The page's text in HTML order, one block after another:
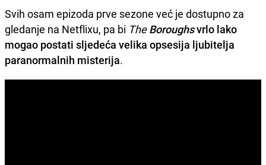
Svih osam epizoda prve sezone već je dostupno za
gledanje na Netflixu, pa bi TheBoroughsvrlo lako
mogao postati sljedeća velika opsesija ljubitelja
paranormalnih misterija.